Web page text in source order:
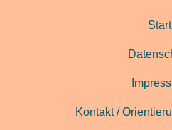
Start
Kontakt /